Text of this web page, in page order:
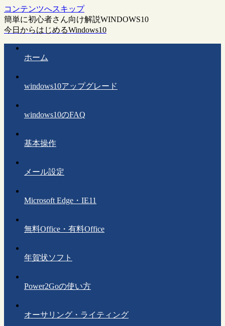
コンテンツへスキップ
簡単に初心者さん向け解説WINDOWS10
今日からはじめるWindows10
ホーム
windows10アップグレード
windows10のFAQ
基本操作
メール設定
Microsoft Edge・IE11
無料Office・有料Office
年賀状ソフト
Power2Goの使い方
オーサリング・ライティング